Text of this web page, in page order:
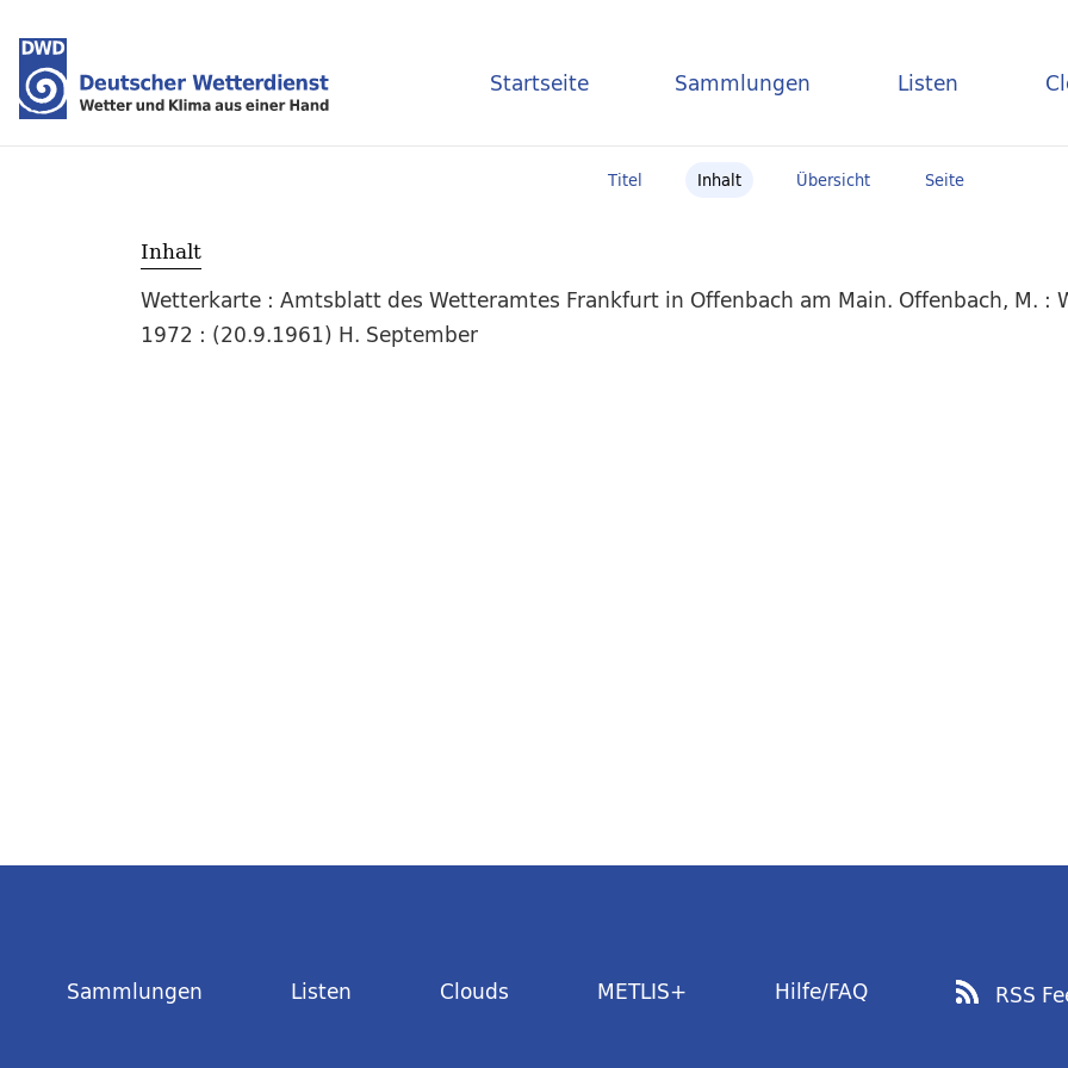
Startseite Sammlungen Listen
Titel Inhalt Übersicht Seite
Inhalt
Wetterkarte : Amtsblatt des Wetteramtes Frankfurt in Offenbach am Main. Offenbach, M.
1972 : (20.9.1961) H. September
Sammlungen Listen Clouds METLIS+ Hilfe/FAQ RSS